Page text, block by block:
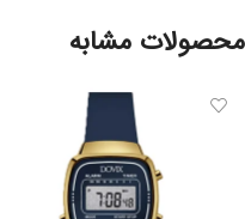
محصولات مشابه